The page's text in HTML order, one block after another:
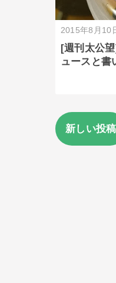
2015年8月10
[週刊太公
ュースと書
新しい投稿